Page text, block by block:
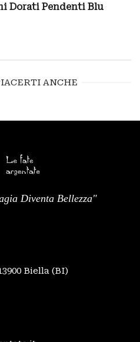
Dorati Pendenti Blu
ANCHE
Diventa Bellezza"
Biella (BI)